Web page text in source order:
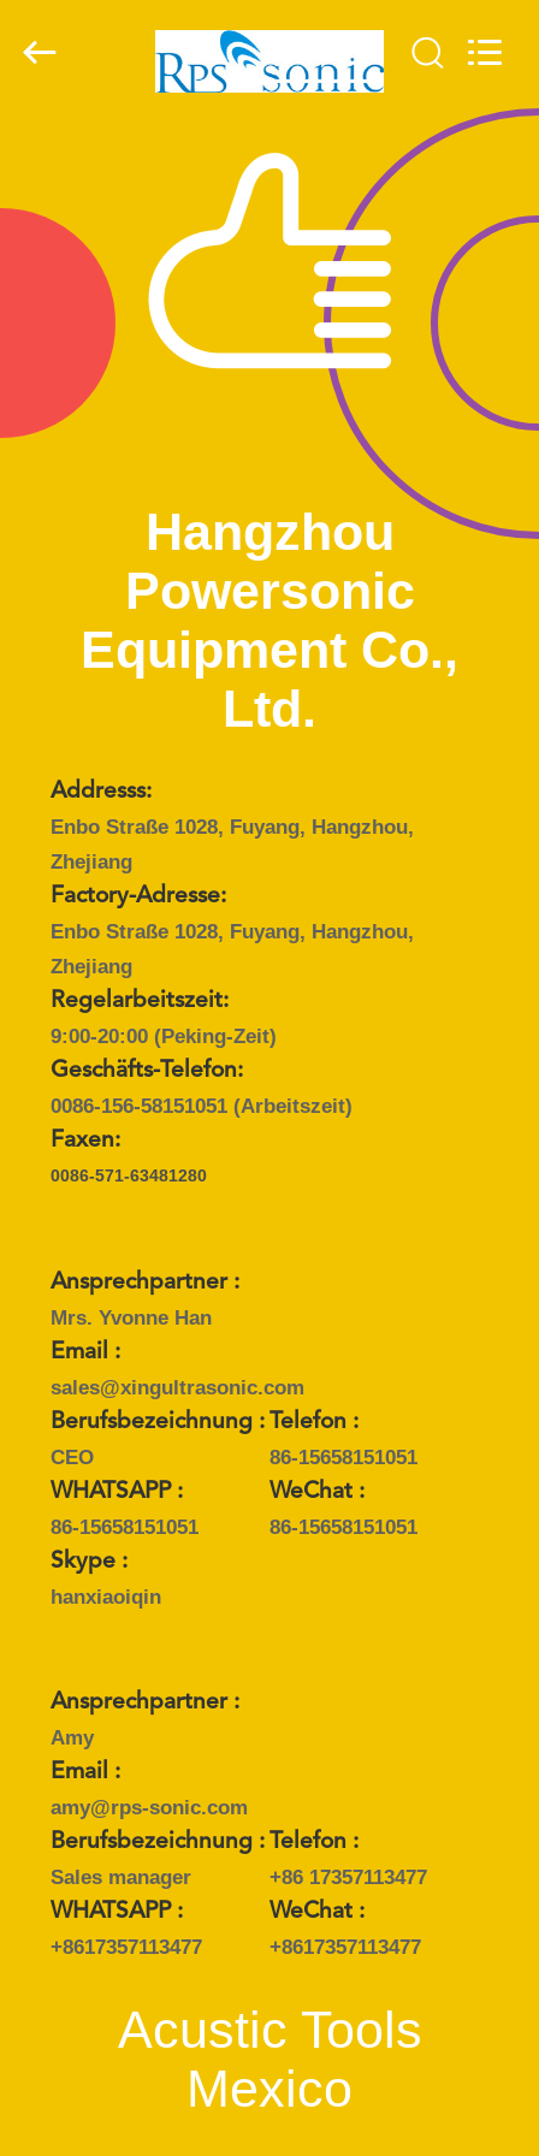
PRODUKTE
FABRIK-
AUSFLUG
QUALITÄTSKONTROLLE
TRETEN
VERBINDUNG
NACHRICHTEN
FÄLLE
SITEMAP
DATENSCHUTZRICHTLINIE
Ltd..
Hangzhou
Powersonic
Equipment Co.,
Ltd.
Addresss:
Enbo Straße 1028, Fuyang, Hangzhou,
Zhejiang
Factory-Adresse:
Enbo Straße 1028, Fuyang, Hangzhou,
Zhejiang
Regelarbeitszeit:
9:00-20:00 (Peking-Zeit)
Geschäfts-Telefon:
0086-156-58151051(Arbeitszeit)
Faxen:
0086-571-63481280
Ansprechpartner :
Mrs. Yvonne Han
Email :
sales@xingultrasonic.com
Berufsbezeichnung :
CEO
Telefon :
86-15658151051
WHATSAPP :
86-15658151051
WeChat :
86-15658151051
Skype :
hanxiaoiqin
Ansprechpartner :
Amy
Email :
amy@rps-sonic.com
Berufsbezeichnung :
Sales manager
Telefon :
+86 17357113477
WHATSAPP :
+8617357113477
WeChat :
+8617357113477
Acustic Tools
Mexico